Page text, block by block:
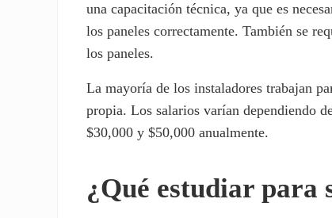
una capacitación técnica, ya que es
los paneles correctamente. También se
los paneles.
La mayoría de los instaladores trabajan
propia. Los salarios varían dependiendo
$30,000 y $50,000 anualmente.
¿Qué estudiar para